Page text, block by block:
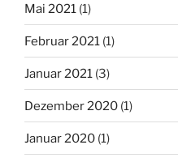
Mai 2021 (1)
Februar 2021 (1)
Januar 2021 (3)
Dezember 2020 (1)
Januar 2020 (1)